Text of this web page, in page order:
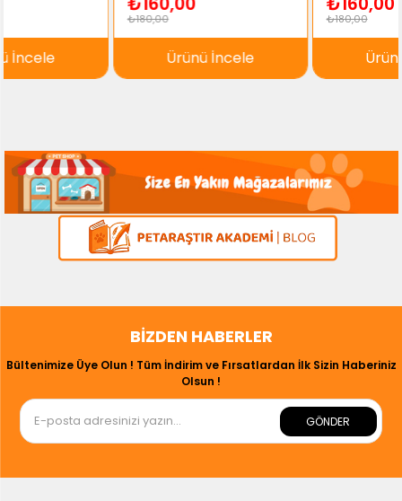
BIZDEN HABERLER
Bültenimize Üye Olun ! Tüm İndirim ve Fırsatlardan İlk Sizin Haberiniz
Olsun !
GÖNDER